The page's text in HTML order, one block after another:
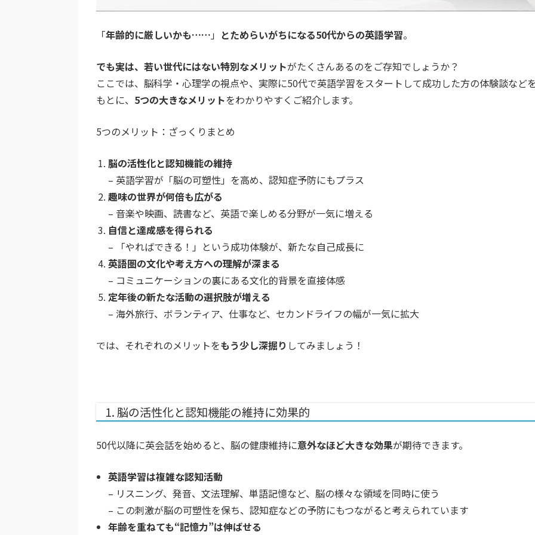
「年齢的に厳しいかも…… 」 とためらいがちになる50代からの英語学習。
でも実は、若い世代にはない特別なメリットがたくさんあるのをご存知でしょうか？
ここでは、脳科学・心理学の視点や、実際に50代で英語学習をスタートして成功した方の体験談など
もとに、 5つの大きなメリットをわかりやすくご紹介します。
5つのメリット：ざっくりまとめ
脳の活性化と認知機能の維持
– 英語学習が「脳の可塑性」を高め、認知症予防にもプラス
趣味の世界が何倍も広がる
– 音楽や映画、読書など、英語で楽しめる分野が一気に増える
自信と達成感を得られる
– 「やればできる！」という成功体験が、新たな自己成長に
英語圏の文化や考え方への理解が深まる
– コミュニケーションの裏にある文化的背景を直接体感
定年後の新たな活動の選択肢が増える
– 海外旅行、ボランティア、仕事など、セカンドライフの幅が一気に拡大
では、それぞれのメリットをもう少し深掘り してみましょう！
1. 脳の活性化と認知機能の維持に効果的
50代以降に英会話を始めると、脳の健康維持に意外なほど大きな効果が期待できます。
英語学習は複雑な認知活動
– リスニング、発音、文法理解、単語記憶など、脳の様々な領域を同時に使う
– この刺激が脳の可塑性を保ち、認知症などの予防にもつながると考えられています
年齢を重ねても“記憶力”は伸ばせる